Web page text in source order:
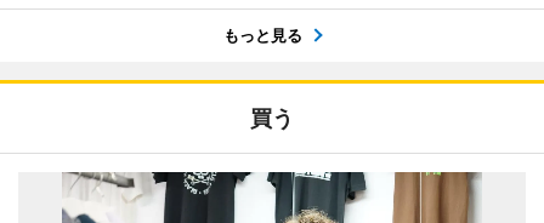
もっと見る
買う